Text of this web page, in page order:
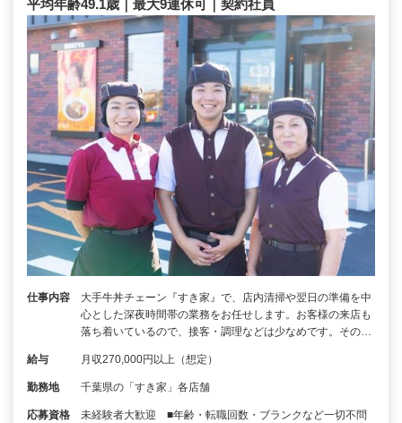
平均年齢49.1歳｜最大9連休可｜契約社員
仕事内容
大手牛丼チェーン『すき家』で、店内清掃や翌日の準備を中
心とした深夜時間帯の業務をお任せします。お客様の来店も
落ち着いているので、接客・調理などは少なめです。その…
給与 月収270,000円以上（想定）
勤務地 千葉県の「すき家」各店舗
応募資格
未経験者大歓迎 ■年齢・転職回数・ブランクなど一切不問